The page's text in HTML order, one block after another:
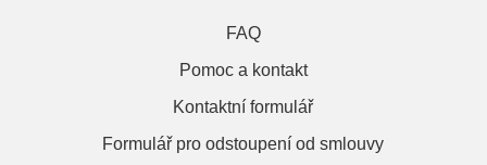
FAQ
Pomoc a kontakt
Kontaktní formulář
Formulář pro odstoupení od smlouvy